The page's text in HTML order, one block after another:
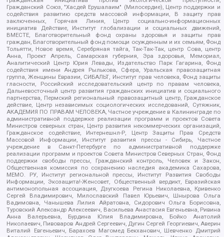
Гражданский Союз, "Хасдей Ерушалаим" (Милосердие), Центр поддержки и
содействия развитию средств массовой информации, В защиту прав
заключенных, Горячая Линия, Центр социально-информационных
инициатив Действие, Институт глобализации и социальных движений,
ВМЕСТЕ, Благотворительный фонд охраны здоровья и защиты прав
граждан, Благотворительный фонд помощи осужденным и их семьям, Фонд
Тольятти, Новое время, Серебряная тайга, Так-Так-Так, центр Сова, центр
Анна, Проект Апрель, Самарская губерния, Эра здоровья, Мемориал,
Аналитический Центр Юрия Левады, Издательство Парк Гагарина, Фонд
содействия имени Андрея Рылькова, Сфера, Уральская правозащитная
группа, Женщины Евразии, СИБАЛЬТ, Институт прав человека, Фонд защиты
гласности, Российский исследовательский центр по правам человека,
Дальневосточный центр развития гражданских инициатив и социального
партнерства, Пермский региональный правозащитный центр, Гражданское
действие, Центр независимых социологических исследований, Сутяжник,
АКАДЕМИЯ ПО ПРАВАМ ЧЕЛОВЕКА, Частное учреждение в Калининграде по
административной поддержке реализации программ и проектов Совета
Министров северных стран, Центр развития некоммерческих организаций,
Гражданское содействие, Интернешнл-Р, Центр Защиты Прав Средств
Массовой Информации, Институт развития прессы - Сибирь, Частное
учреждение в Санкт-Петербурге по административной поддержке
реализации программ и проектов Совета Министров Северных Стран, Фонд
поддержки свободы прессы, Гражданский контроль, Человек и Закон,
Общественная комиссия по сохранению наследия академика Сахарова,
МЕМО. РУ, Институт региональной прессы, Институт Развития Свободы
Информации, Экозащита!-Женсовет, Общественный вердикт, Евразийская
антимонопольная ассоциация, Дзугкоева Регина Николаевна, Кривенко
Сергей Владимирович, Милославский Павел Юрьевич, Шнырова Ольга
Вадимовна, Чанышева Лилия Айратовна, Сидорович Ольга Борисовна,
Туровский Александр Алексеевич, Васильева Анастасия Евгеньевна, Ривина
Анна Валерьевна, Бурдина Юлия Владимировна, Бойко Анатолий
Николаевич, Пивоваров Андрей Сергеевич, Дугин Сергей Георгиевич, Аверин
Виталий Евгеньевич, Барахоев Магомед Бекханович, Шевченко Дмитрий